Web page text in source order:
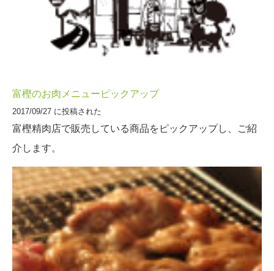
富樫のお肉メニューピックアップ
2017/09/27 に投稿された
富樫精肉店で販売している商品をピックアップし、ご紹
介します。